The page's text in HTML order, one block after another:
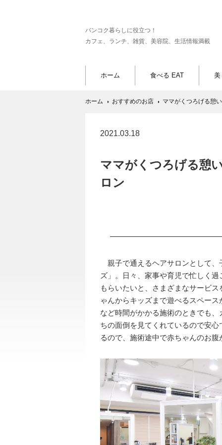
バンコク暮らしに役立つ！
カフェ、ランチ、雑貨、美容院、生活情報満載
ホーム 食べる EAT 美
ホーム おすすめのお店 ママがくつろげる憩
2021.03.18
ママがくつろげる憩
ロン
親子で通えるヘアサロンとして、
ズ」。日々、家事や育児で忙しく
もらいたいと、さまざまなサービ
ゃんからキッズまで遊べるスペー
など時間がかかる施術のときでも
ちの面倒を見てくれているので安
るので、施術途中で赤ちゃんのお